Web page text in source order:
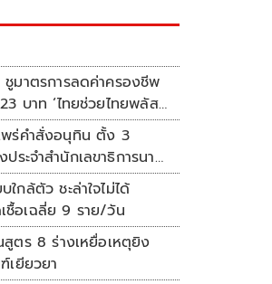
ชูมาตรการลดค่าครองชีพ
บาท ‘ไทยช่วยไทยพลัส’
นล้าน
พร่คำสั่งอนุทิน ตั้ง 3
ประจำสำนักเลขาธิการนา
ใกล้ตัว ชะล่าใจไม่ได้
ชื้อเฉลี่ย 9 ราย/วัน
สูตร 8 ร่างเหยื่อเหตุยิง
เยียวยา